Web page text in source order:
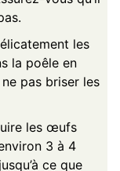
les
la poêle en
pas briser les
les œufs
3 à 4
ce que